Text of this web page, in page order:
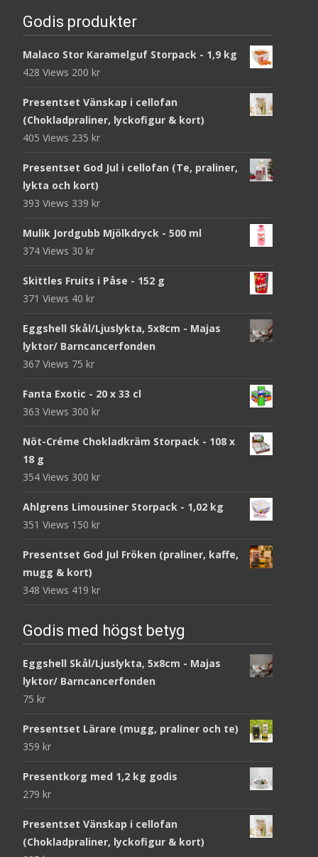
Godis produkter
Malaco Stor Karamelguf Storpack - 1,9 kg
428 Views 200 kr
Presentset Vänskap i cellofan
(Chokladpraliner, lyckofigur & kort)
405 Views 235 kr
Presentset God Jul i cellofan (Te, praliner,
lykta och kort)
393 Views 339 kr
Mulik Jordgubb Mjölkdryck - 500 ml
374 Views 30 kr
Skittles Fruits i Påse - 152 g
371 Views 40 kr
Eggshell Skål/Ljuslykta, 5x8cm - Majas
lyktor/ Barncancerfonden
367 Views 75 kr
Fanta Exotic - 20 x 33 cl
363 Views 300 kr
Nöt-Créme Chokladkräm Storpack - 108 x
18 g
354 Views 300 kr
Ahlgrens Limousiner Storpack - 1,02 kg
351 Views 150 kr
Presentset God Jul Fröken (praliner, kaffe,
mugg & kort)
348 Views 419 kr
Godis med högst betyg
Eggshell Skål/Ljuslykta, 5x8cm - Majas
lyktor/ Barncancerfonden
75 kr
Presentset Lärare (mugg, praliner och te)
359 kr
Presentkorg med 1,2 kg godis
279 kr
Presentset Vänskap i cellofan
(Chokladpraliner, lyckofigur & kort)